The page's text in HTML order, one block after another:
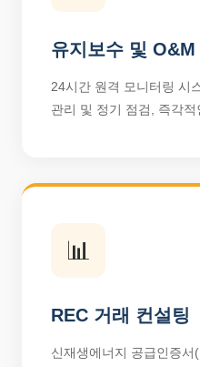
유지보수 및 O&M
24시간 원격 모니터링 시
관리 및 정기 점검, 즉각적
📊
REC 거래 컨설팅
신재생에너지 공급인증